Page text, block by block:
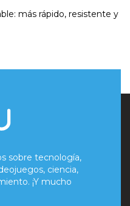
más rápido, resistente y
sobre tecnología,
ciencia,
¡Y mucho